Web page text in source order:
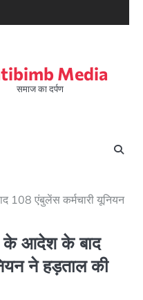
Media
समाज का दर्पण
108 एंबुलेंस कर्मचारी यूनियन
के आदेश के बाद
ने हड़ताल की